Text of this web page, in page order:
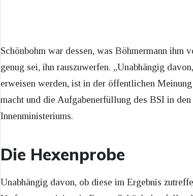
Schönbohm war dessen, was Böhmermann
genug sei, ihn rauszuwerfen. „Unabhängig
erweisen werden, ist in der öffentlichen
macht und die Aufgabenerfüllung des BSI in
Innenministeriums.
Die Hexenprobe
Unabhängig davon, ob diese im Ergebnis